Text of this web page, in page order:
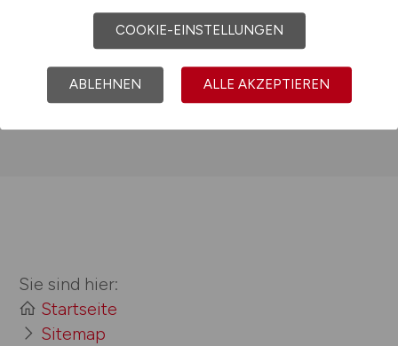
Ostseebad Heringsdorf GmbH
Mehr
Sie sind hier:
Startseite
Sitemap
COOKIE-EINSTELLUNGEN
ABLEHNEN ALLE AKZEPTIEREN